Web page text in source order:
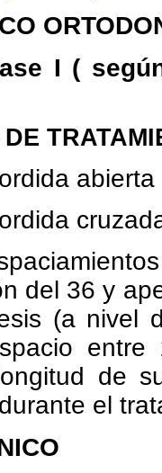
I (
del 36 y
(a nivel
de
el